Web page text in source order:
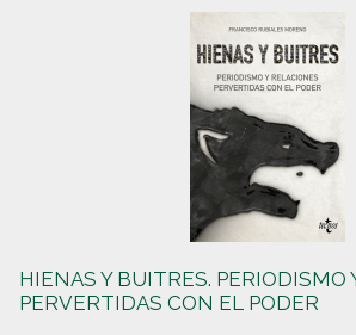
HIENAS Y BUITRES. PERIODISMO
PERVERTIDAS CON EL PODER